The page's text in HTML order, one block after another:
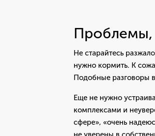
Проблемы,
Не старайтесь
нужно кормить. К
Подобные разговоры
Еще не нужно
комплексами и
сфере», «очень